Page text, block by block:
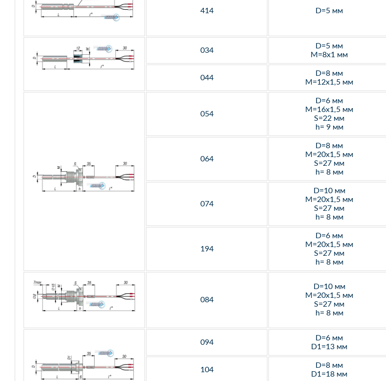
414 D=5 мм
034
D=5 мм
M=8х1 мм
044
D=8 мм
M=12х1,5 мм
054
D=6 мм
M=16х1,5 мм
S=22 мм
h= 9 мм
064
D=8 мм
M=20х1,5 мм
S=27 мм
h= 8 мм
074
D=10 мм
M=20х1,5 мм
S=27 мм
h= 8 мм
194
D=6 мм
M=20х1,5 мм
S=27 мм
h= 8 мм
084
D=10 мм
M=20х1,5 мм
S=27 мм
h= 8 мм
094
D=6 мм
D1=13 мм
104
D=8 мм
D1=18 мм